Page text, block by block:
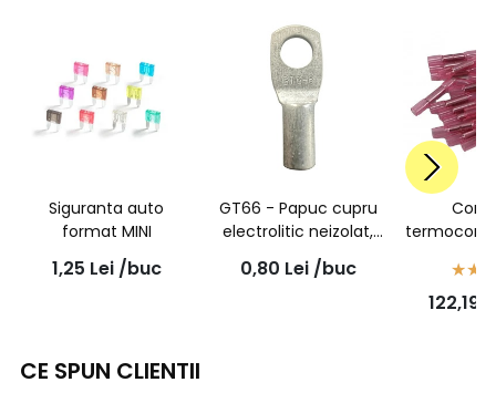
Siguranta auto
format MINI
1,25 Lei /buc
GT66 - Papuc cupru
electrolitic neizolat,
cu gaura surub M6,
pentru fir de 6mmp
0,80 Lei /buc
1,5mmp -
-
122,19
CE SPUN CLIENTII